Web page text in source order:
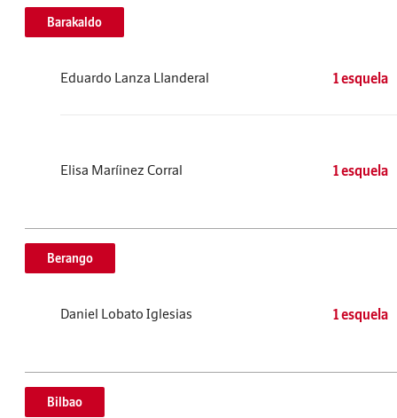
Barakaldo
Eduardo Lanza Llanderal 1 esquela
Elisa Maríinez Corral 1 esquela
Berango
Daniel Lobato Iglesias 1 esquela
Bilbao